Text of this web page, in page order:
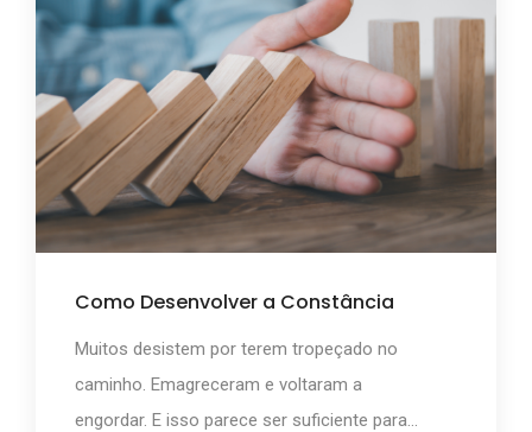
Como Desenvolver a Constância
Muitos desistem por terem tropeçado no
caminho. Emagreceram e voltaram a
engordar. E isso parece ser suficiente para...